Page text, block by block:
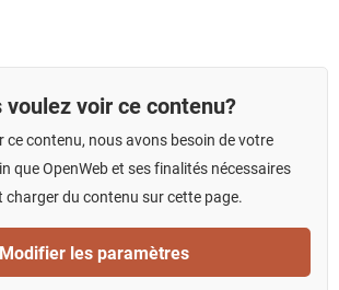
voulez voir ce contenu?
ce contenu, nous avons besoin de votre
que OpenWeb et ses finalités nécessaires
charger du contenu sur cette page.
Modifier les paramètres